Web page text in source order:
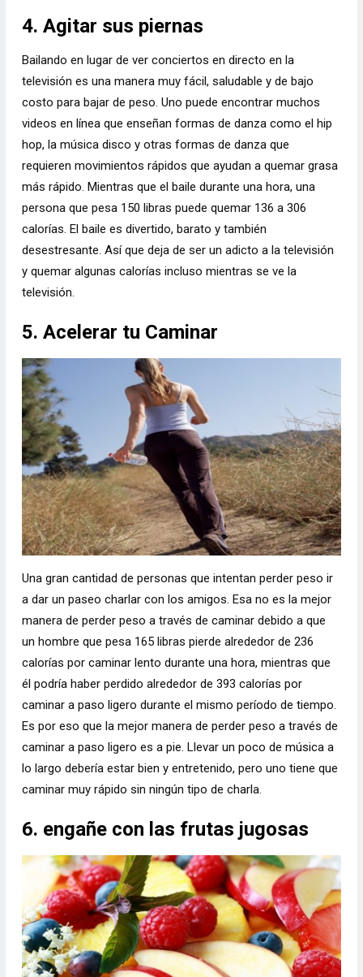
4. Agitar sus piernas
Bailando en lugar de ver conciertos en directo en la
televisión es una manera muy fácil, saludable y de bajo
costo para bajar de peso. Uno puede encontrar muchos
videos en línea que enseñan formas de danza como el hip
hop, la música disco y otras formas de danza que
requieren movimientos rápidos que ayudan a quemar grasa
más rápido. Mientras que el baile durante una hora, una
persona que pesa 150 libras puede quemar 136 a 306
calorías. El baile es divertido, barato y también
desestresante. Así que deja de ser un adicto a la televisión
y quemar algunas calorías incluso mientras se ve la
televisión.
5. Acelerar tu Caminar
Una gran cantidad de personas que intentan perder peso ir
a dar un paseo charlar con los amigos. Esa no es la mejor
manera de perder peso a través de caminar debido a que
un hombre que pesa 165 libras pierde alrededor de 236
calorías por caminar lento durante una hora, mientras que
él podría haber perdido alrededor de 393 calorías por
caminar a paso ligero durante el mismo período de tiempo.
Es por eso que la mejor manera de perder peso a través de
caminar a paso ligero es a pie. Llevar un poco de música a
lo largo debería estar bien y entretenido, pero uno tiene que
caminar muy rápido sin ningún tipo de charla.
6. engañe con las frutas jugosas